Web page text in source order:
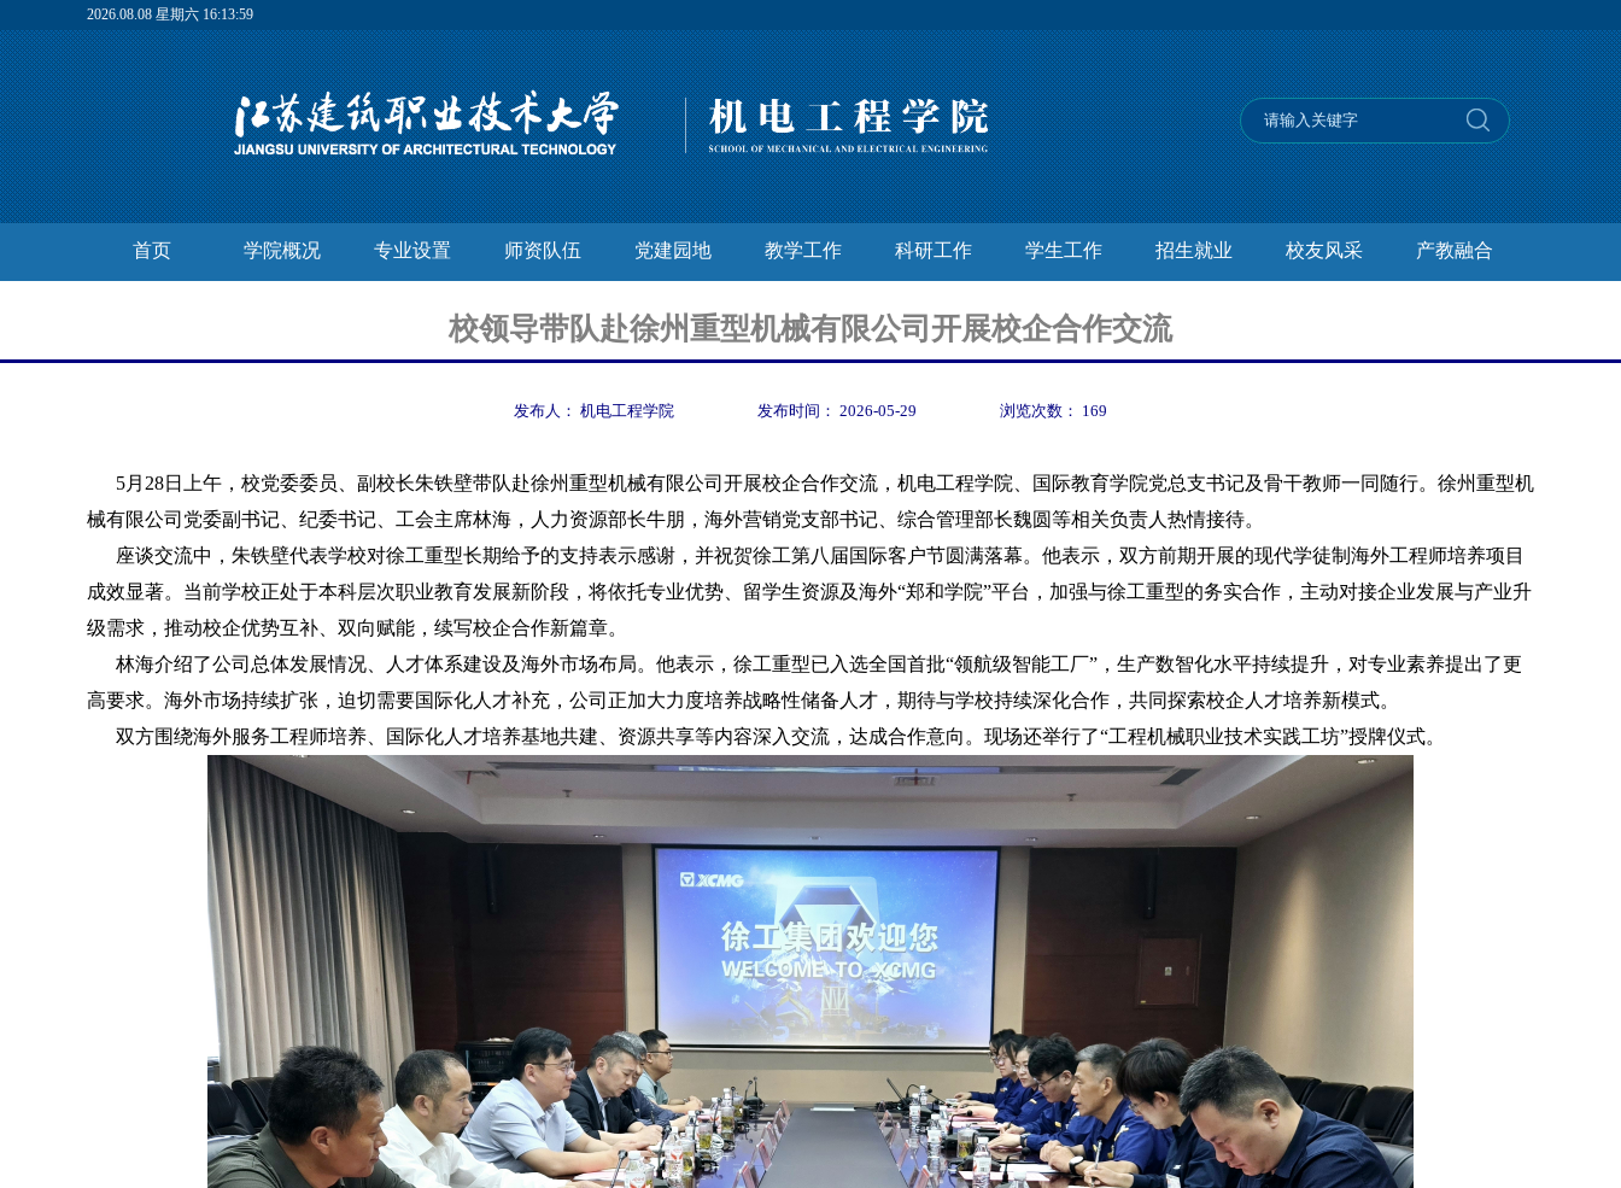
2026.08.08 星期六 16:14:01
首页 学院概况 专业设置 师资队伍 党建园地 教学工作 科研工作 学生工作 招生就业 校友风采 产教融合
校领导带队赴徐州重型机械有限公司开展校企合作交流
发布人： 机电工程学院 发布时间： 2026-05-29 浏览次数： 169
5月28日上午，校党委委员、副校长朱铁壁带队赴徐州重型机械有限公司开展校企合作交流，机电工程学院、国际教育学院党总支书记及骨干教师一同随行。徐州重型机
械有限公司党委副书记、纪委书记、工会主席林海，人力资源部长牛朋，海外营销党支部书记、综合管理部长魏圆等相关负责人热情接待。
座谈交流中，朱铁壁代表学校对徐工重型长期给予的支持表示感谢，并祝贺徐工第八届国际客户节圆满落幕。他表示，双方前期开展的现代学徒制海外工程师培养项目
成效显著。当前学校正处于本科层次职业教育发展新阶段，将依托专业优势、留学生资源及海外“郑和学院”平台，加强与徐工重型的务实合作，主动对接企业发展与产业升
级需求，推动校企优势互补、双向赋能，续写校企合作新篇章。
林海介绍了公司总体发展情况、人才体系建设及海外市场布局。他表示，徐工重型已入选全国首批“领航级智能工厂”，生产数智化水平持续提升，对专业素养提出了更
高要求。海外市场持续扩张，迫切需要国际化人才补充，公司正加大力度培养战略性储备人才，期待与学校持续深化合作，共同探索校企人才培养新模式。
双方围绕海外服务工程师培养、国际化人才培养基地共建、资源共享等内容深入交流，达成合作意向。现场还举行了“工程机械职业技术实践工坊”授牌仪式。